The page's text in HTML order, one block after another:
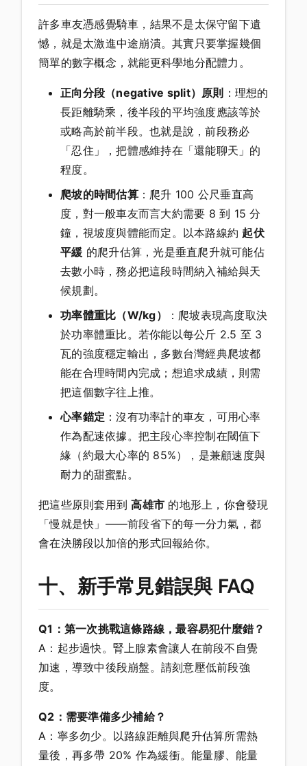
許多車友憑感覺騎車，結果不是太保守留下遺
憾，就是太激進中途崩潰。其實只要掌握幾個
簡單的數字概念，就能更科學地分配體力。
正向分段（negative split）原則 ：理想的
長距離騎乘，後半段的平均強度應該等於
或略高於前半段。也就是說，前段務必
「忍住」，把體感維持在「還能聊天」的
程度。
爬坡的時間估算：爬升 100 公尺垂直高
度，對一般車友而言大約需要 8 到 15 分
鐘，視坡度與體能而定。以本路線約 起伏
平緩 的爬升估算，光是垂直爬升就可能佔
去數小時，務必把這段時間納入補給與天
候規劃。
功率體重比（W/kg）
：爬坡表現高度取決
於功率體重比。若你能以每公斤 2.5 至 3
瓦的強度穩定輸出，多數台灣經典爬坡都
能在合理時間內完成；想追求成績，則需
把這個數字往上推。
心率錨定 ：沒有功率計的車友，可用心率
作為配速依據。把主段心率控制在閾值下
緣（約最大心率的 85%），是兼顧速度與
耐力的甜蜜點。
把這些原則套用到高雄市 的地形上，你會發現
「慢就是快」——前段省下的每一分力氣，都
會在決勝段以加倍的形式回報給你。
十、新手常見錯誤與 FAQ
Q1：第一次挑戰這條路線，最容易犯什麼錯？
A：起步過快。腎上腺素會讓人在前段不自覺
加速，導致中後段崩盤。請刻意壓低前段強
度。
Q2：需要準備多少補給？
A：寧多勿少。以路線距離與爬升估算所需熱
量後，再多帶 20% 作為緩衝。能量膠、能量